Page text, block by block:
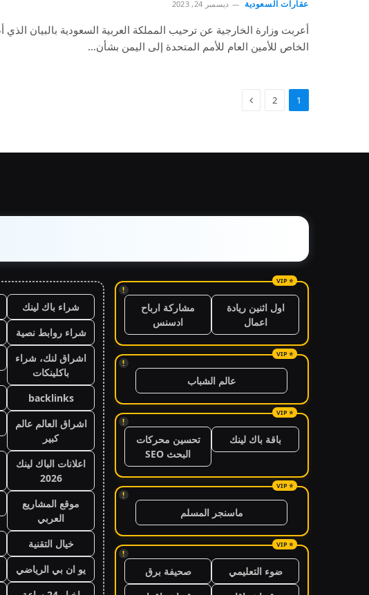
عقارات السعودية ديسمبر 24, 2023
أعربت وزارة الخارجية عن ترحيب المملكة العربية السعودية بالبيان
الخاص للأمين العام للأمم المتحدة إلى اليمن بشأن…
1
2
!
اول اثنين ريادة
اعمال
مشاركة ارباح
ادسنس
!
عالم الشباب
!
باقة باك لينك
تحسين محركات
البحث SEO
!
ماسنجر المسلم
!
ضوء التعليمي
صحيفة برق
شراء باك لينك
شراء روابط نصية
اشراق لنك، شراء
باكلينكات
backlinks
اشراق العالم عالم
كبير
اعلانات الباك لينك
2026
موقع المشاريع
العربي
خيال التقنية
يو ان بي الرياضي